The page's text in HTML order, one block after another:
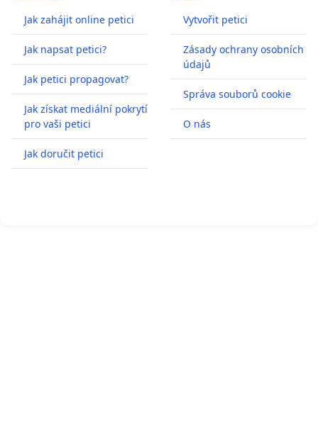
Jak zahájit online petici
Jak napsat petici?
Jak petici propagovat?
Jak získat mediální pokrytí
pro vaši petici
Jak doručit petici
Vytvořit petici
Zásady ochrany osobních
údajů
Správa souborů cookie
O nás